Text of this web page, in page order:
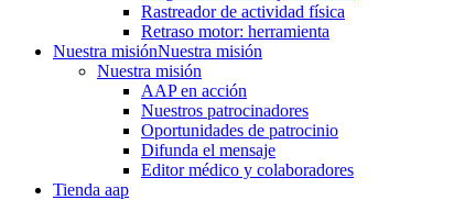
Rastre​​ador de activida​d física
Retraso motor: herramienta
Nuestra misiónNuestra misión
Nuestra misión
AAP en acción
Nuestros patrocinadores
Oportunidades de patrocinio
Difunda el mensaje
Editor médico y colaboradores
Tienda aap